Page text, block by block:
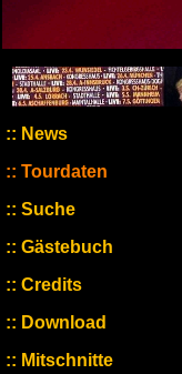
News
Tourdaten
Suche
Gästebuch
Credits
Download
Mitschnitte